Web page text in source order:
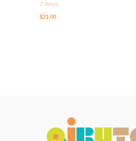
7 Años
$21.00